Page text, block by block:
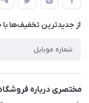
درباره ما
تماس با ما
حفظ حریم شخصی
سوالات متداول
شرایط ارسال رایگان
از جدید‌ترین تخفیف‌ها با‌
مختصری درباره